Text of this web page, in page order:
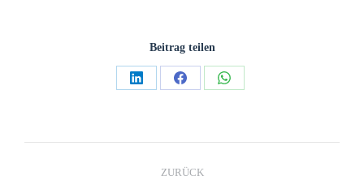
Beitrag teilen
ZURÜCK